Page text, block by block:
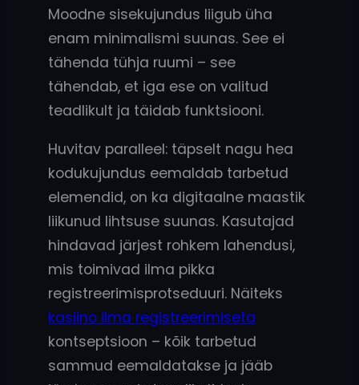
Moodne sisekujundus liigub üha
enam minimalismi suunas. See ei
tähenda tühja ruumi – see
tähendab, et iga ese on valitud
teadlikult ja täidab funktsiooni.
Huvitav paralleel: täpselt nagu hea
kodukujundus eemaldab tarbetud
elemendid, on ka digitaalne maastik
liikunud lihtsuse suunas. Kasutajad
hindavad järjest rohkem lahendusi,
mis toimivad ilma pikka
registreerimisprotseduuri. Näiteks
kasiino ilma registreerimiseta
kontseptsioon – kõik tarbetud
sammud eemaldatakse ja jääb